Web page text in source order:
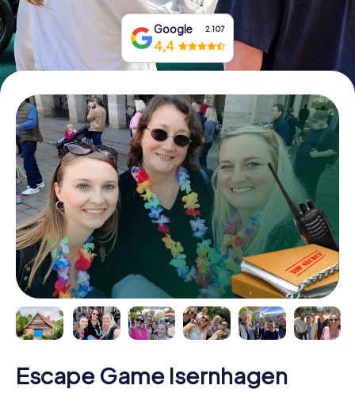
Google 2.107
4,4
Escape Game Isernhagen